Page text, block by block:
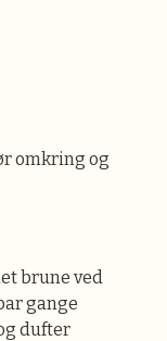
omkring og
brune ved
gange
dufter